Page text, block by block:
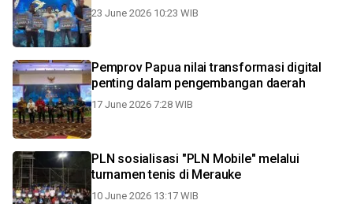
23 June 2026 10:23 WIB
Pemprov Papua nilai transformasi digital
penting dalam pengembangan daerah
17 June 2026 7:28 WIB
PLN sosialisasi "PLN Mobile" melalui
turnamen tenis di Merauke
10 June 2026 13:17 WIB